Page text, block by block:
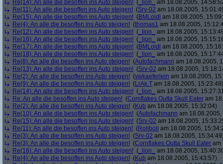
Re(14): An alle die besoffen ins Auto steigen! ( _lion_
am 18.08.2005,
Re(11): An alle die besoffen ins Auto steigen! (Srv-02 am 18.08.2005,
Re(15): An alle die besoffen ins Auto steigen! (BMLoidl am 18.08.2005,
Re(4): An alle die besoffen ins Auto steigen! (thomas1 am 18.08.2005,
Re(12): An alle die besoffen ins Auto steigen! ( _lion_
am 18.08.2005,
Re(16): An alle die besoffen ins Auto steigen! ( _lion_
am 18.08.2005,
Re(17): An alle die besoffen ins Auto steigen! (BMLoidl am 18.08.2005,
Re(18): An alle die besoffen ins Auto steigen! ( _lion_
am 18.08.2005,
Re(8): An alle die besoffen ins Auto steigen! (Autofachmann am 18.08.2005,
Re(13): An alle die besoffen ins Auto steigen! (Srv-02 am 18.08.2005,
Re(2): An alle die besoffen ins Auto steigen! (vwkaeferlein am 18.08.2005,
Re(9): An alle die besoffen ins Auto steigen! (LrAk.T am 18.08.2005, 15:23:48)
Re(14): An alle die besoffen ins Auto steigen! ( _lion_
am 18.08.2005,
Re: An alle die besoffen ins Auto steigen! (Cornflakes Outta Skull Eater am
Re(2): An alle die besoffen ins Auto steigen! (Kub am 18.08.2005, 15:32:04)
Re(10): An alle die besoffen ins Auto steigen! (Autofachmann am
Re(15): An alle die besoffen ins Auto steigen! (Srv-02 am 18.08.2005,
Re(11): An alle die besoffen ins Auto steigen! (Roliboli am 18.08.2005,
Re(3): An alle die besoffen ins Auto steigen! (Srv-02 am 18.08.2005,
Re(3): An alle die besoffen ins Auto steigen! (Cornflakes Outta Skull Eater am
Re(16): An alle die besoffen ins Auto steigen! ( _lion_
am 18.08.2005,
Re(4): An alle die besoffen ins Auto steigen! (Kub am 18.08.2005, 15:43:57)